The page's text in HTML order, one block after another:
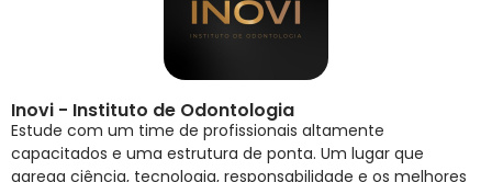
Inovi - Instituto de Odontologia
Estude com um time de profissionais altamente
capacitados e uma estrutura de ponta. Um lugar que
agrega ciência, tecnologia, responsabilidade e os melhores